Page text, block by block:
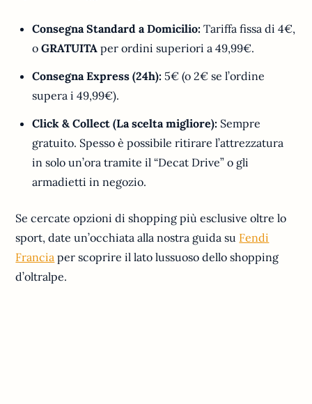
Consegna Standard a Domicilio: Tariffa fissa di 4€,
oGRATUITA per ordini superiori a 49,99€.
Consegna Express (24h): 5€ (o 2€ se l’ordine
supera i 49,99€).
Click & Collect (La scelta migliore): Sempre
gratuito. Spesso è possibile ritirare l’attrezzatura
in solo un’ora tramite il “Decat Drive” o gli
armadietti in negozio.
Se cercate opzioni di shopping più esclusive oltre lo
sport, date un’occhiata alla nostra guida su Fendi
Francia per scoprire il lato lussuoso dello shopping
d’oltralpe.